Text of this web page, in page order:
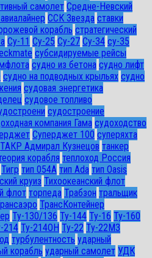
самолет Средне-Невский
ССК Звезда ставки
корабль стратегический
Су-11 Су-25 Су-27 Су-34 су-35
субсидируемые рейсы
судно из бетона судно лифт
судно на подводных крыльях судно
судовая энергетика
судовое топливо
судостроение
компания Гама судоходство
Суперджет 100 суперяхта
ТАКР Адмирал Кузнецов танкер
корабля теплоход Россия
Тигр тип 054А тип Ada тип Oasis
круиз Тихоокеанский флот
флот торпеда Трабзон тральщик
ТрансКонтейнер
Ту-130/136 Ту-144 Ту-16 Ту-160
214 Ту-214ОН Ту-22 Ту-22М3
турбулентность ударный
корабль ударный самолет УДК